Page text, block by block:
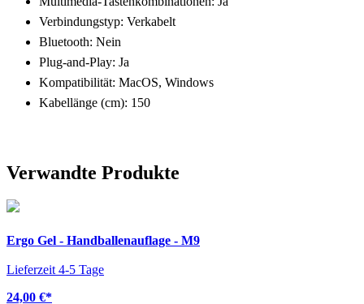
Verbindungstyp: Verkabelt
Bluetooth: Nein
Plug-and-Play: Ja
Kompatibilität: MacOS, Windows
Kabellänge (cm): 150
Verwandte Produkte
Ergo Gel - Handballenauflage - M9
Lieferzeit 4-5 Tage
24,00 €*